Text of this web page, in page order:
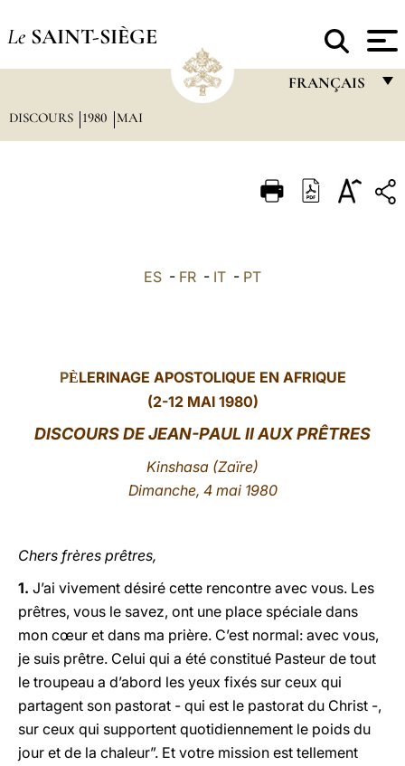
Le SAINT-SIÈGE
FRANÇAIS
ITALIANO
LATINE
DISCOURS 1980 MAI
ES - FR - IT - PT
PÈLERINAGE APOSTOLIQUE EN AFRIQUE
(2-12 MAI 1980)
DISCOURS DE JEAN-PAUL II AUX PRÊTRES
Kinshasa (Zaïre)
Dimanche, 4 mai 1980
Chers frères prêtres,
1. J’ai vivement désiré cette rencontre avec vous. Les
prêtres, vous le savez, ont une place spéciale dans
mon cœur et dans ma prière. C’est normal: avec vous,
je suis prêtre. Celui qui a été constitué Pasteur de tout
le troupeau a d’abord les yeux fixés sur ceux qui
partagent son pastorat - qui est le pastorat du Christ -,
sur ceux qui supportent quotidiennement le poids du
jour et de la chaleur”. Et votre mission est tellement